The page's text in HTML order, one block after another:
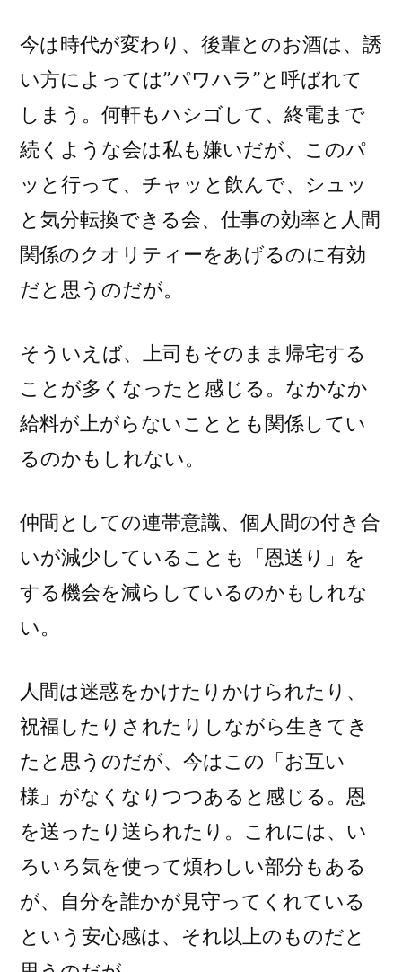
今は時代が変わり、後輩とのお酒は、誘
い方によっては”パワハラ”と呼ばれて
しまう。何軒もハシゴして、終電まで
続くような会は私も嫌いだが、このパ
ッと行って、チャッと飲んで、シュッ
と気分転換できる会、仕事の効率と人間
関係のクオリティーをあげるのに有効
だと思うのだが。
そういえば、上司もそのまま帰宅する
ことが多くなったと感じる。なかなか
給料が上がらないこととも関係してい
るのかもしれない。
仲間としての連帯意識、個人間の付き合
いが減少していることも「恩送り」を
する機会を減らしているのかもしれな
い。
人間は迷惑をかけたりかけられたり、
祝福したりされたりしながら生きてき
たと思うのだが、今はこの「お互い
様」がなくなりつつあると感じる。恩
を送ったり送られたり。これには、い
ろいろ気を使って煩わしい部分もある
が、自分を誰かが見守ってくれている
という安心感は、それ以上のものだと